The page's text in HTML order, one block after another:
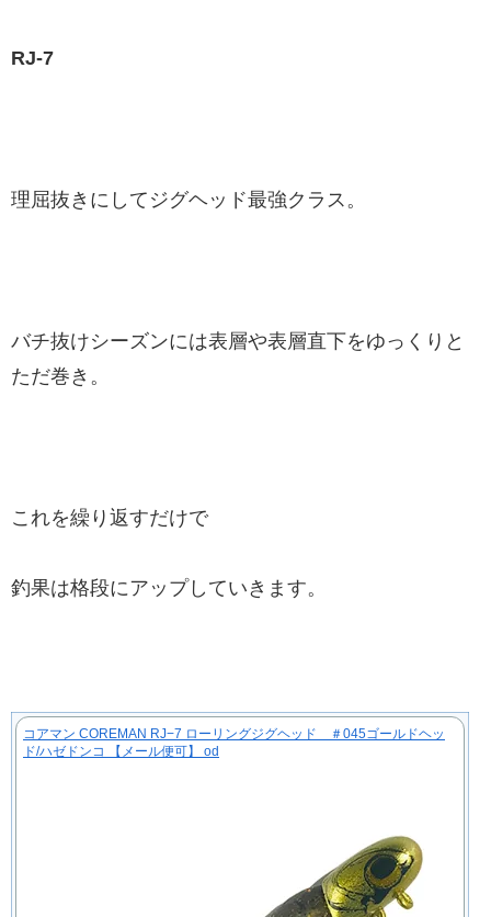
RJ-7
理屈抜きにしてジグヘッド最強クラス。
バチ抜けシーズンには表層や表層直下をゆっくりと
ただ巻き。
これを繰り返すだけで
釣果は格段にアップしていきます。
コアマン COREMAN RJ−7 ローリングジグヘッド ＃045ゴールドヘッ
ド/ハゼドンコ 【メール便可】 od